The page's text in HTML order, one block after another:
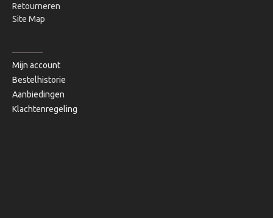
Retourneren
Site Map
Mijn account
Bestelhistorie
Aanbiedingen
Klachtenregeling